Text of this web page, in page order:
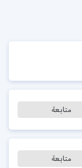
متابعة
متابعة